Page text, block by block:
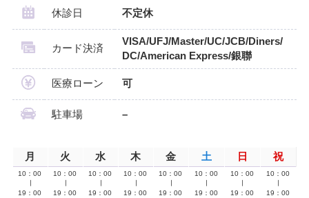
休診日 不定休
カード決済
VISA/UFJ/Master/UC/JCB/Diners/
DC/American Express/銀聯
医療ローン 可
駐車場 –
月 火 水 木 金 土 日 祝
10：00
19：00
10：00
19：00
10：00
19：00
10：00
19：00
10：00
19：00
10：00
19：00
10：00
19：00
10：00
19：00